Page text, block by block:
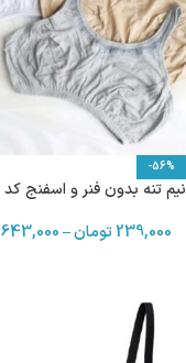
-56%
نیم تنه بدون فنر و اسفنج کد 104577
239,000تومان–
643,000